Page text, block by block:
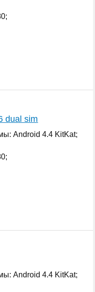
dual sim
Android 4.4 KitKat;
Android 4.4 KitKat;